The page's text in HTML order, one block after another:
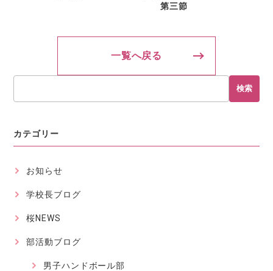
第三節
一覧へ戻る
検索
カテゴリー
お知らせ
学校長ブログ
桜NEWS
部活動ブログ
男子ハンドボール部